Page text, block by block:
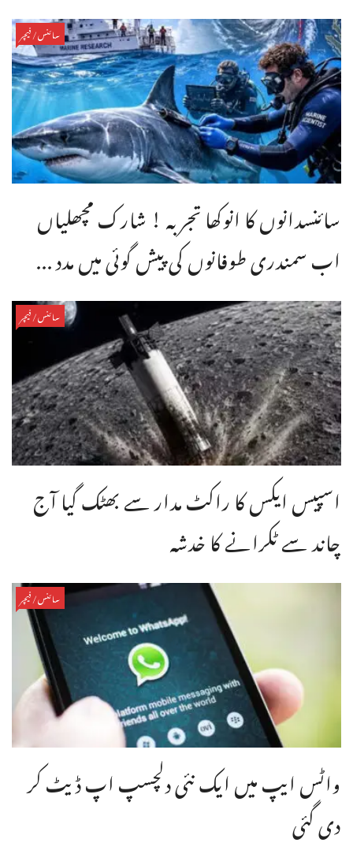
سائنس/فیچر
سائنسدانوں کا انوکھا تجربہ ! شارک مچھلیاں
اب سمندری طوفانوں کی پیش گوئی میں مدد ...
سائنس/فیچر
اسپیس ایکس کا راکٹ مدار سے بھٹک گیا آج
چاند سے ٹکرانے کا خدشہ
سائنس/فیچر
واٹس ایپ میں ایک نئی دلچسپ اپ ڈیٹ کر
دی گئی